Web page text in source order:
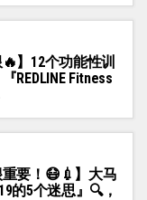
】12个功能性训
REDLINE Fitness
重要！😷💉】大马
的5个迷思』🔍，